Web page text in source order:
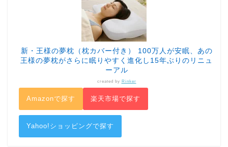
新・王様の夢枕（枕カバー付き） 100万人が安眠、あの
王様の夢枕がさらに眠りやすく進化し15年ぶりのリニュ
ーアル
created by Rinker
Amazonで探す 楽天市場で探す
Yahoo!ショッピングで探す